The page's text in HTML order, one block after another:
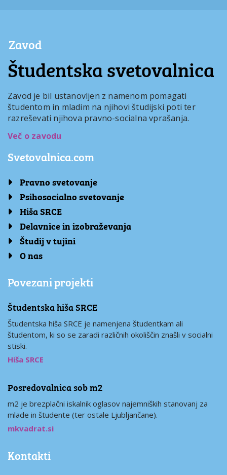
Zavod
Študentska svetovalnica
Zavod je bil ustanovljen z namenom pomagati
študentom in mladim na njihovi študijski poti ter
razreševati njihova pravno-socialna vprašanja.
Več o zavodu
Svetovalnica.com
Pravno svetovanje
Psihosocialno svetovanje
Hiša SRCE
Delavnice in izobraževanja
Študij v tujini
O nas
Povezani projekti
Študentska hiša SRCE
Študentska hiša SRCE je namenjena študentkam ali
študentom, ki so se zaradi različnih okoliščin znašli v socialni
stiski.
Hiša SRCE
Posredovalnica sob m2
m2 je brezplačni iskalnik oglasov najemniških stanovanj za
mlade in študente (ter ostale Ljubljančane).
mkvadrat.si
Kontakti